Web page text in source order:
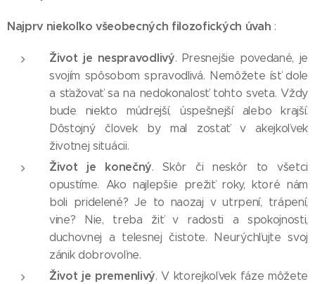
Najprv niekoľko všeobecných filozofických úvah :
Život je nespravodlivý. Presnejšie povedané, je
svojím spôsobom spravodlivá. Nemôžete ísť dole
a sťažovať sa na nedokonalosť tohto sveta. Vždy
bude niekto múdrejší, úspešnejší alebo krajší.
Dôstojný človek by mal zostať v akejkoľvek
životnej situácii.
Život je konečný. Skôr či neskôr to všetci
opustíme. Ako najlepšie prežiť roky, ktoré nám
boli pridelené? Je to naozaj v utrpení, trápení,
vine? Nie, treba žiť v radosti a spokojnosti,
duchovnej a telesnej čistote. Neurýchľujte svoj
zánik dobrovoľne.
Život je premenlivý. V ktorejkoľvek fáze môžete